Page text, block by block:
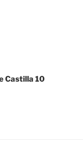
Castilla 10